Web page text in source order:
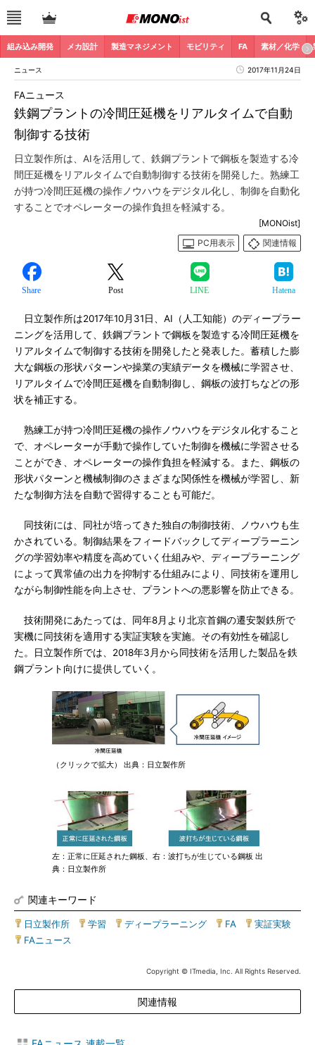
組み込み開発 メカ設計 製造マネジメント モビリティ FA 素材／化学
ニュース 2017年11月24日
鉄鋼プラントの冷間圧延機をリアルタイムで自動
制御する技術
FAニュース
日立製作所は、AIを活用して、鉄鋼プラントで鋼板を製造する冷
間圧延機をリアルタイムで自動制御する技術を開発した。熟練工
が持つ冷間圧延機の操作ノウハウをデジタル化し、制御を自動化
することでオペレーターの操作負担を軽減する。
[MONOist]
PC用表示
関連情報
Share Post LINE Hatena
日立製作所は2017年10月31日、AI（人工知能）のディープラー
ニングを活用して、鉄鋼プラントで鋼板を製造する冷間圧延機を
リアルタイムで制御する技術を開発したと発表した。蓄積した膨
大な鋼板の形状パターンや操業の実績データを機械に学習させ、
リアルタイムで冷間圧延機を自動制御し、鋼板の波打ちなどの形
状を補正する。
熟練工が持つ冷間圧延機の操作ノウハウをデジタル化すること
で、オペレーターが手動で操作していた制御を機械に学習させる
ことができ、オペレーターの操作負担を軽減する。また、鋼板の
形状パターンと機械制御のさまざまな関係性を機械が学習し、新
たな制御方法を自動で習得することも可能だ。
同技術には、同社が培ってきた独自の制御技術、ノウハウも生
かされている。制御結果をフィードバックしてディープラーニン
グの学習効率や精度を高めていく仕組みや、ディープラーニング
によって異常値の出力を抑制する仕組みにより、同技術を運用し
ながら制御性能を向上させ、プラントへの悪影響を防止できる。
技術開発にあたっては、同年8月より北京首鋼の遷安製鉄所で
実機に同技術を適用する実証実験を実施。その有効性を確認し
た。日立製作所では、2018年3月から同技術を活用した製品を鉄
鋼プラント向けに提供していく。
（クリックで拡大） 出典：日立製作所
左：正常に圧延された鋼板、右：波打ちが生じている鋼板 出
典：日立製作所
関連キーワード
日立製作所 学習 ディープラーニング FA 実証実験
FAニュース
Copyright © ITmedia, Inc. All Rights Reserved.
関連情報